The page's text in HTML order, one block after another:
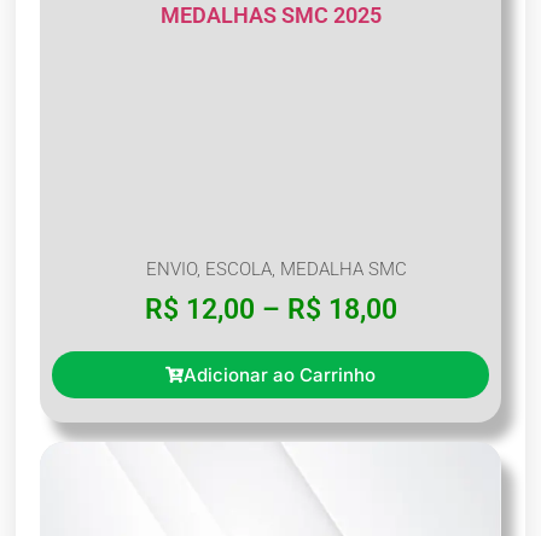
MEDALHAS SMC 2025
ENVIO, ESCOLA MEDALHA SMC
R$ 12,00 – R$ 18,00
Adicionar ao Carrinho